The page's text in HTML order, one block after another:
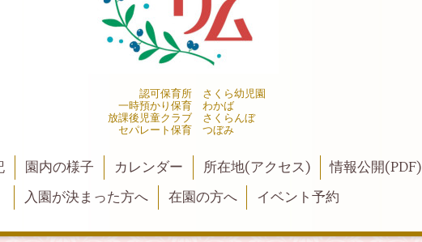
認可保育所 さくら幼児園
一時預かり保育 わかば
放課後児童クラブ さくらんぼ
セパレート保育 つぼみ
園内の様子 カレンダー 所在地(アクセス) 情報公開(PDF)
入園が決まった方へ
在園の方へ イベント予約